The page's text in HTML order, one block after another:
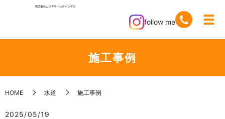
follow me
施工事例
HOME 水道 施工事例
2025/05/19